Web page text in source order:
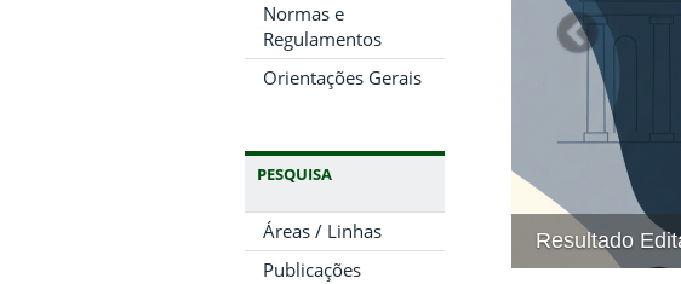
Normas e
Regulamentos
Orientações Gerais
PESQUISA
Áreas / Linhas
Publicações
Resultado Edital Seleção Representante Discente - 2026